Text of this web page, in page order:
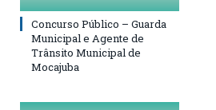
Concurso Público – Guarda
Municipal e Agente de
Trânsito Municipal de
Mocajuba